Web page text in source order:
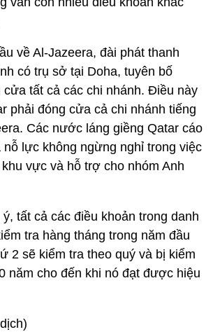
về Al-Jazeera, đài phát thanh
có trụ sở tại Doha, tuyên bố
cửa tất cả các chi nhánh. Điều này
phải đóng cửa cả chi nhánh tiếng
Các nước láng giềng Qatar cáo
nỗ lực không ngừng nghỉ trong việc
vực và hỗ trợ cho nhóm Anh
tất cả các điều khoản trong danh
tra hàng tháng trong năm đầu
2 sẽ kiểm tra theo quý và bị kiểm
năm cho đến khi nó đạt được hiệu